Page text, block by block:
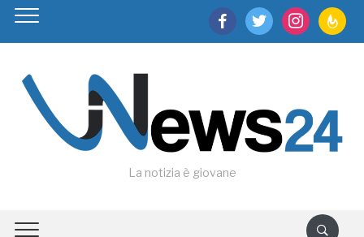
facebooktwitter instagram
La notizia è giovane